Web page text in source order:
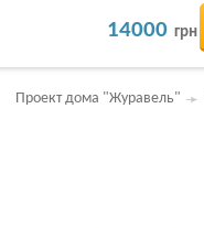
14000 грн
Проект дома "Журавель"